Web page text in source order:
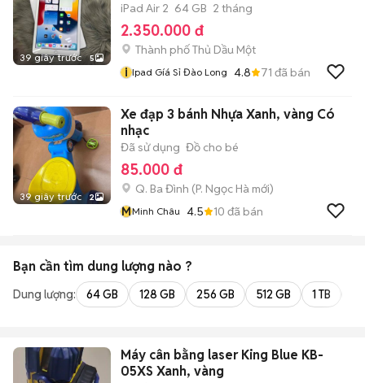
39 giây trước 5
iPad Air 2 64 GB 2 tháng
2.350.000 đ
Thành phố Thủ Dầu Một
i Ipad Gíá Sỉ Đào Long 4.8 71 đã bán
39 giây trước 2
Xe đạp 3 bánh Nhựa Xanh, vàng Có
nhạc
Đã sử dụng Đồ cho bé
85.000 đ
Q. Ba Đình (P. Ngọc Hà mới)
MMinh Châu 4.5 10 đã bán
Bạn cần tìm dung lượng nào ?
Dung lượng: 64 GB 128 GB 256 GB 512 GB 1 TB
Máy cân bằng laser King Blue KB-
05XS Xanh, vàng